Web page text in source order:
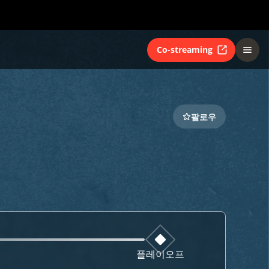
Co-streaming
팔로우
플레이오프